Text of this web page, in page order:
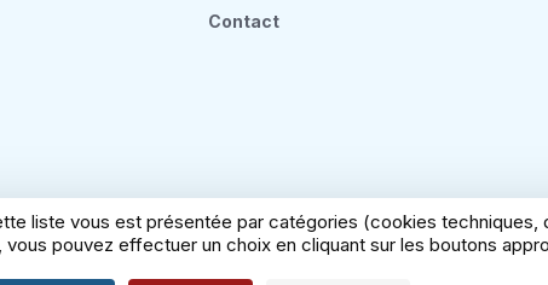
Contact
liste vous est présentée par catégories (cookies techniques,
pouvez effectuer un choix en cliquant sur les boutons